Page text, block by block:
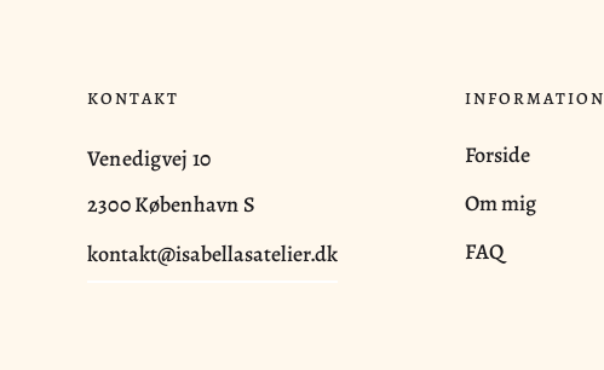
KONTAKT
Venedigvej 10
2300 København S
kontakt@isabellasatelier.dk
INFORMATION
Forside
Om mig
FAQ